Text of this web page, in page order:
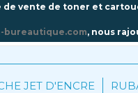
vente de toner et
bureautique.com, nous
JET D'ENCRE